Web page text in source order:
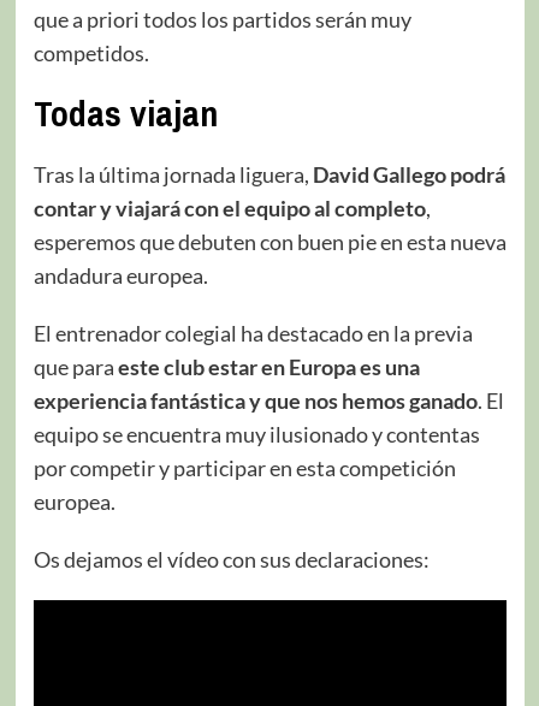
que a priori todos los partidos serán muy
competidos.
Todas viajan
Tras la última jornada liguera, DavidGallego podrá
contar y viajará con el equipo al completo,
esperemos que debuten con buen pie en esta nueva
andadura europea.
El entrenador colegial ha destacado en la previa
que paraeste club estar en Europa es una
experiencia fantástica y que nos hemos ganado. El
equipo se encuentra muy ilusionado y contentas
por competir y participar en esta competición
europea.
Os dejamos el vídeo con sus declaraciones: